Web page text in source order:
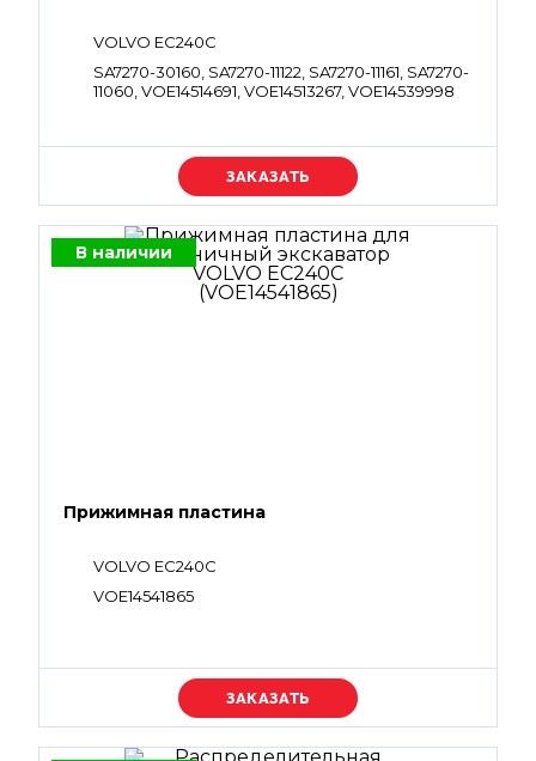
VOLVO EC240C
SA7270-30160, SA7270-11122, SA7270-11161, SA7270-
11060, VOE14514691, VOE14513267, VOE14539998
Уточняйте цену
В наличии
Прижимная пластина
VOLVO EC240C
VOE14541865
Уточняйте цену